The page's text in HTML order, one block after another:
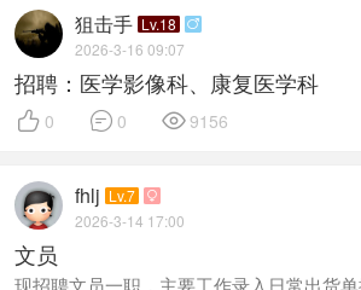
狙击手 Lv.18 
2026-3-16 09:07
招聘：医学影像科、康复医学科
 0  0 9156
fhlj Lv.7 
2026-3-14 17:00
文员
现招聘文员一职，主要工作录入日常出货